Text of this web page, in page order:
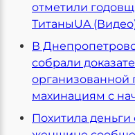
отметили
ТитаныUA
В
собрали
организованной
махинациям с
Похитила деньги